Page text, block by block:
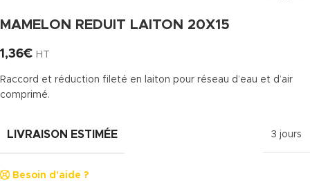
MAMELON REDUIT LAITON 20X15
1,36€ HT
Raccord et réduction fileté en laiton pour réseau d’eau et d’air
comprimé.
LIVRAISON ESTIMÉE 3 jours
Besoin d'aide ?